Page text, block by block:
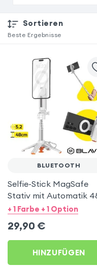
Sortieren
Beste Ergebnisse
BLUETOOTH
Selfie-Stick MagSafe
Stativ mit Automatik
cm Bluetooth-
+ 1 Farbe + 1 Option
29,90 €
HINZUFÜGEN